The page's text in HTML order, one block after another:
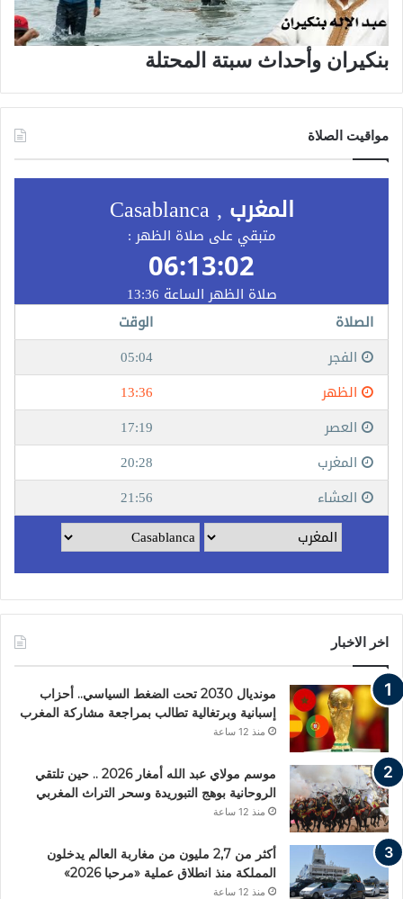
بنكيران وأحداث سبتة المحتلة
مواقيت الصلاة
اخر الاخبار
مونديال 2030 تحت الضغط السياسي.. أحزاب
إسبانية وبرتغالية تطالب بمراجعة مشاركة المغرب
منذ 12 ساعة
موسم مولاي عبد الله أمغار 2026 .. حين تلتقي
الروحانية بوهج التبوريدة وسحر التراث المغربي
منذ 12 ساعة
أكثر من 2,7 مليون من مغاربة العالم يدخلون
المملكة منذ انطلاق عملية «مرحبا 2026»
منذ 12 ساعة